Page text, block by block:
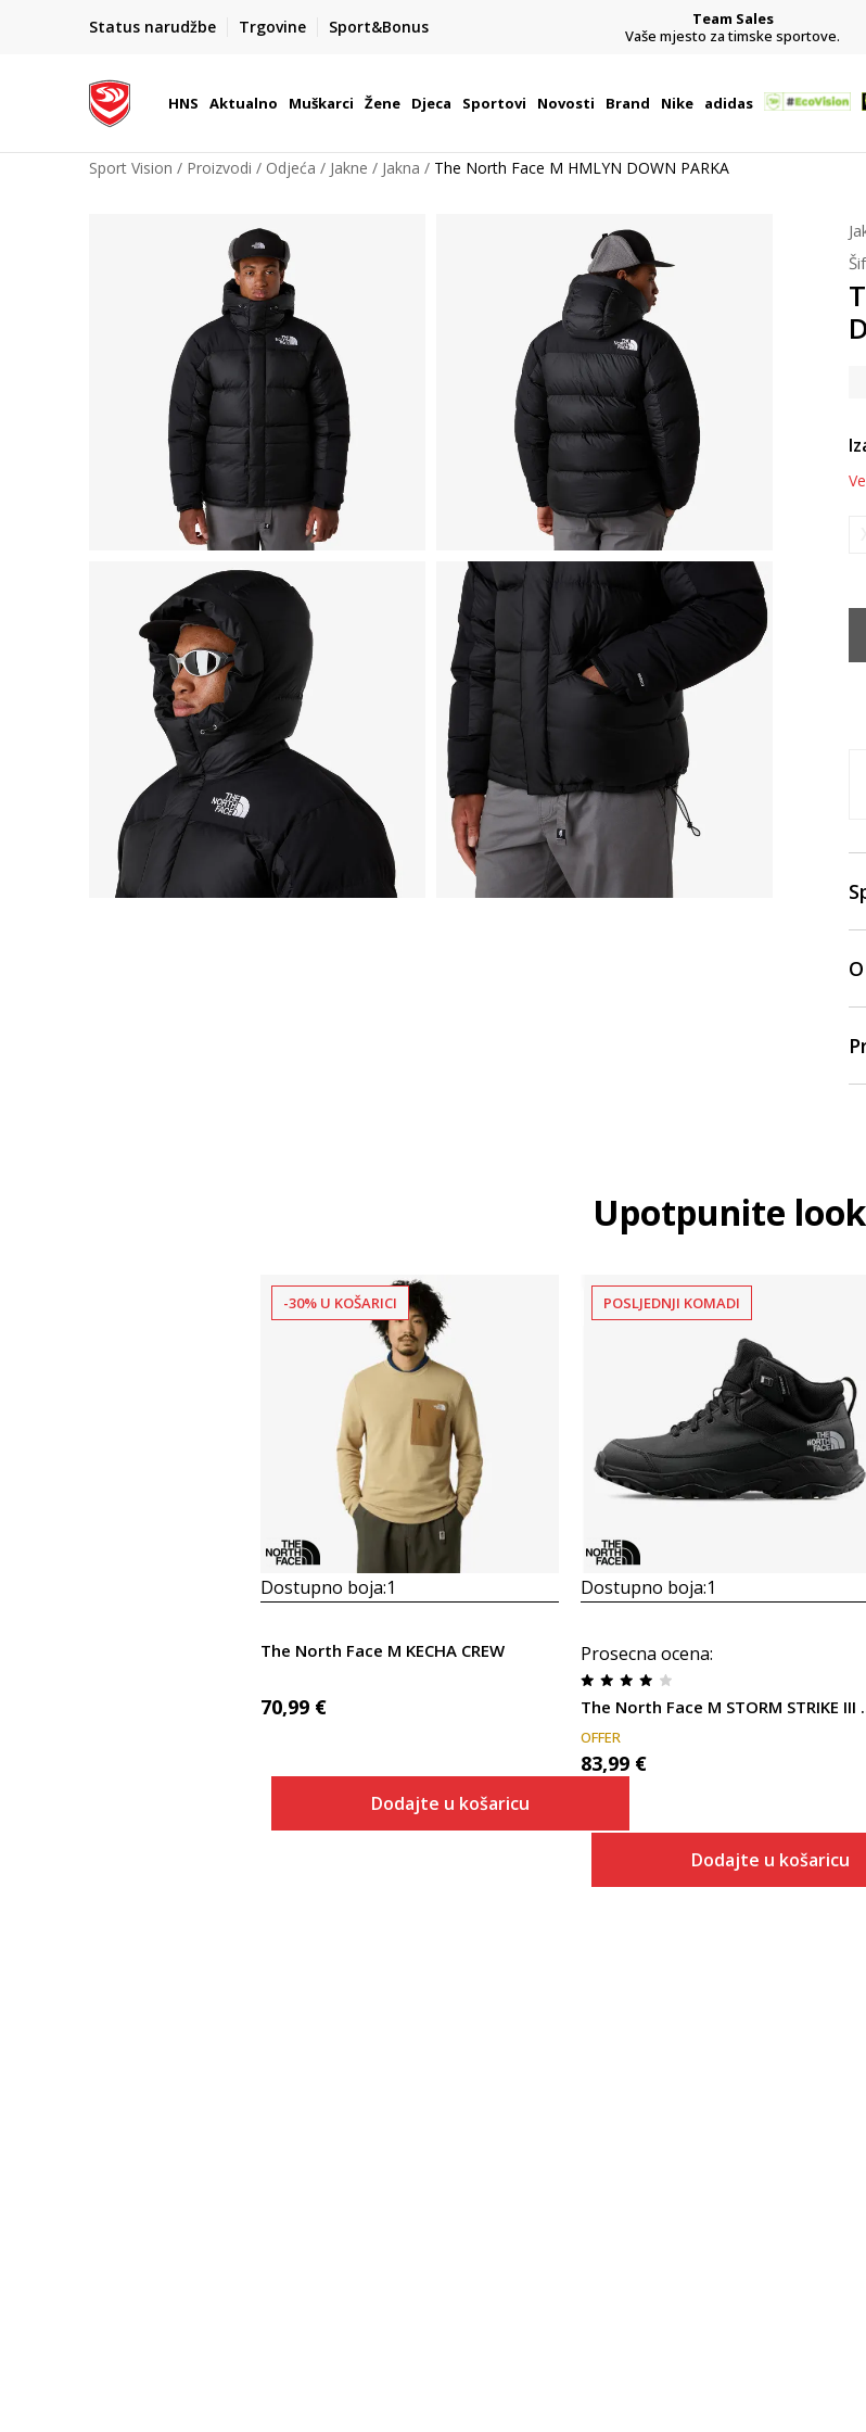
Status narudžbe Trgovine Sport&Bonus
BOX NOW
Dostava 1,50 €
| Više od 800 paketomata u Hrvatskoj
Team Sales
Vaše mjesto za timske sportove.
HNS Aktualno Muškarci Žene Djeca Sportovi Novosti Brand Nike adidas
Sport Vision Proizvodi Odjeća Jakne Jakna The North Face M HMLYN DOWN PARKA
Upotpunite look
-30% U KOŠARICI
Dostupno boja:1
The North Face M KECHA CREW
70,99 €
Dodajte u košaricu
POSLJEDNJI KOMADI
Dostupno boja:1
Prosecna ocena:
The
OFFER
83,99 €
Dodajte u košaricu